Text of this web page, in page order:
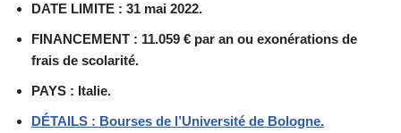
DATE LIMITE : 31 mai 2022.
FINANCEMENT : 11.059 € par an ou exonérations de
frais de scolarité.
PAYS : Italie.
DÉTAILS : Bourses de l’Université de Bologne.